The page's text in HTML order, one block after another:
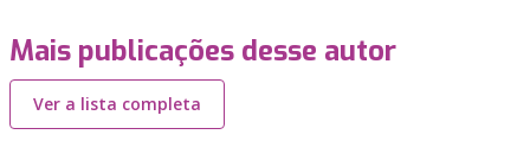
Mais publicações desse autor
Ver a lista completa